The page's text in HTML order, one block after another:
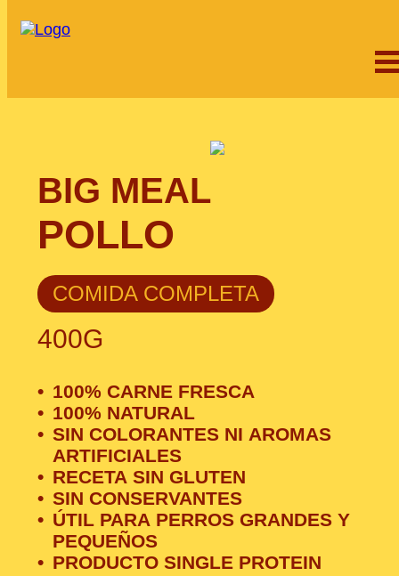
BIG MEAL
POLLO
COMIDA COMPLETA
400G
100% CARNE FRESCA
100% NATURAL
SIN COLORANTES NI AROMAS
ARTIFICIALES
RECETA SIN GLUTEN
SIN CONSERVANTES
ÚTIL PARA PERROS GRANDES Y
PEQUEÑOS
PRODUCTO SINGLE PROTEIN